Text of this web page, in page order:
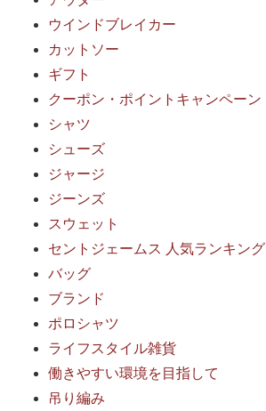
ウインドブレイカー
カットソー
ギフト
クーポン・ポイントキャンペーン
シャツ
シューズ
ジャージ
ジーンズ
スウェット
セントジェームス 人気ランキング
バッグ
ブランド
ポロシャツ
ライフスタイル雑貨
働きやすい環境を目指して
吊り編み